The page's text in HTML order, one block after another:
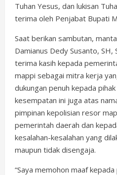
Tuhan Yesus, dan lukisan
terima oleh Penjabat Bupati
Saat berikan sambutan,
Damianus Dedy Susanto, SH,
terima kasih kepada
mappi sebagai mitra kerja
dukungan penuh kepada
kesempatan ini juga atas
pimpinan kepolisian resor
pemerintah daerah dan
kesalahan-kesalahan yang
maupun tidak disengaja.
“Saya memohon maaf